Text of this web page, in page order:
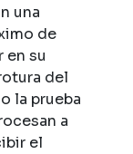
una
de
en su
del
la prueba
a
el